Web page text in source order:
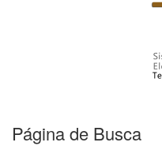
Página de Busca